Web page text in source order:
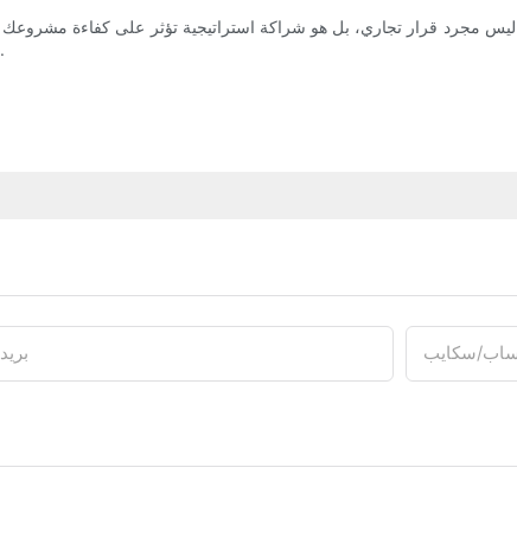
ليس مجرد قرار تجاري، بل هو شراكة استراتيجية تؤثر على كفاءة
اختيار موردين يتوافقون مع أهدافك ويقدمون القيمة اللازمة لإنجاز مشروعك الضخم بنجاح.
سكايب